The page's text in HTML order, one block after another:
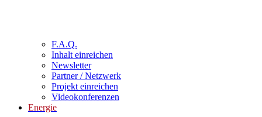
F.A.Q.
Inhalt einreichen
Newsletter
Partner / Netzwerk
Projekt einreichen
Videokonferenzen
Energie